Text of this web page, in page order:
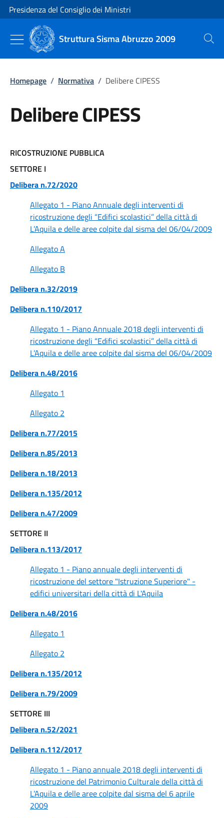
Vai al contenuto
Vai alla navigazione del sito
Presidenza del Consiglio dei Ministri
Struttura Sisma Abruzzo 2009 Cerca
Homepage / Normativa / Delibere CIPESS
Delibere CIPESS
RICOSTRUZIONE PUBBLICA
SETTORE I
Delibera n.72/2020
Allegato 1 - Piano Annuale degli interventi di
ricostruzione degli “Edifici scolastici” della città di
L’Aquila e delle aree colpite dal sisma del 06/04/2009
Allegato A
Allegato B
Delibera n.32/2019
Delibera n.110/2017
Allegato 1 - Piano Annuale 2018 degli interventi di
ricostruzione degli “Edifici scolastici” della città di
L’Aquila e delle aree colpite dal sisma del 06/04/2009
Delibera n.48/2016
Allegato 1
Allegato 2
Delibera n.77/2015
Delibera n.85/2013
Delibera n.18/2013
Delibera n.135/2012
Delibera n.47/2009
SETTORE II
Delibera n.113/2017
Allegato 1 - Piano annuale degli interventi di
ricostruzione del settore "Istruzione Superiore" -
edifici universitari della città di L'Aquila
Delibera n.48/2016
Allegato 1
Allegato 2
Delibera n.135/2012
Delibera n.79/2009
SETTORE III
Delibera n.52/2021
Delibera n.112/2017
Allegato 1 - Piano annuale 2018 degli interventi di
ricostruzione del Patrimonio Culturale della città di
L’Aquila e delle aree colpite dal sisma del 6 aprile
2009